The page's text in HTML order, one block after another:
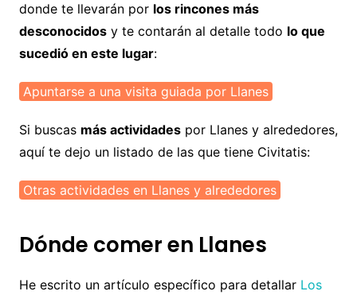
donde te llevarán por los rincones más
desconocidosy te contarán al detalle todo lo que
sucedió en este lugar:
Apuntarse a una visita guiada por Llanes
Si buscas más actividadespor Llanes y alrededores,
aquí te dejo un listado de las que tiene Civitatis:
Otras actividades en Llanes y alrededores
Dónde comer en Llanes
He escrito un artículo específico para detallar Los